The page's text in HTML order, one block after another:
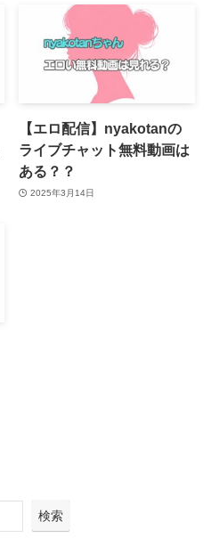
【エロ配信】nyakotanの
ライブチャット無料動画は
ある？？
2025年3月14日
検索